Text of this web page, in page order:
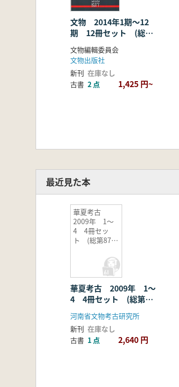
文物 2014年1期〜12
期 12冊セット (総
692号〜703号)
文物編輯委員会
文物出版社
新刊 在庫なし
古書 2 点 1,425 円~
最近見た本
華夏考古
2009年 1〜
4 4冊セッ
ト (総第87〜
華夏考古 2009年 1〜
4 4冊セット (総第
87〜90期)
河南省文物考古研究所
新刊 在庫なし
古書 1 点 2,640 円